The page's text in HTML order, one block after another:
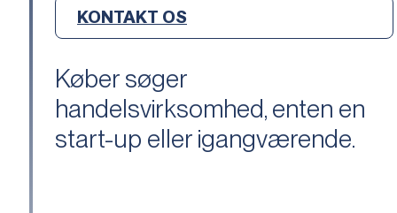
KONTAKT OS
Køber søger
handelsvirksomhed, enten en
start-up eller igangværende.